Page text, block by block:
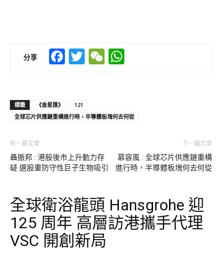
分享 Facebook
TwitterWeChat
標籤 《金星匯》
121
全球芯片供應鏈重構進行時，半導體板塊何去何從
前一篇文章
聶振邦 : 港股後市上升動力存
疑 選股重防守性巨子生物吸引
下一篇文章
慕容風 : 全球芯片供應鏈重構
進行時，半導體板塊何去何從
全球衛浴龍頭 Hansgrohe 迎
125 周年 高層訪港攜手代理
VSC 開創新局